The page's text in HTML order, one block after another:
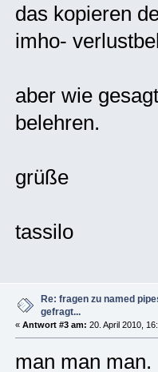
das kopieren
imho-
aber wie
belehren.
grüße
tassilo
Re: fragen zu named
gefragt...
« Antwort #3 am: 20. April 2010,
man man